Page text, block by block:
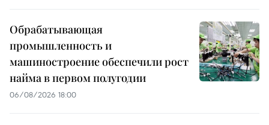
Обрабатывающая
промышленность и
машиностроение обеспечили рост
найма в первом полугодии
06/08/2026 18:00